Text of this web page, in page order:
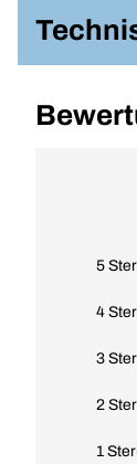
5
4
3
2
1